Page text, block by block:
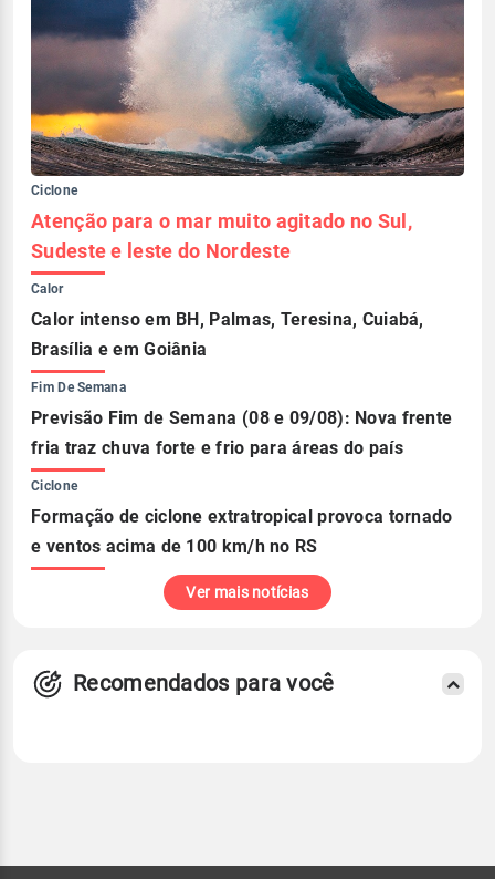
Ciclone
Atenção para o mar muito agitado no Sul,
Sudeste e leste do Nordeste
Calor
Calor intenso em BH, Palmas, Teresina, Cuiabá,
Brasília e em Goiânia
Fim De Semana
Previsão Fim de Semana (08 e 09/08): Nova frente
fria traz chuva forte e frio para áreas do país
Ciclone
Formação de ciclone extratropical provoca tornado
e ventos acima de 100 km/h no RS
Ver mais notícias
Recomendados para você